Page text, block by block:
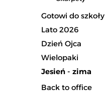
Gotowi do szkoły
Lato 2026
Dzień Ojca
Wielopaki
Jesień - zima
Back to office